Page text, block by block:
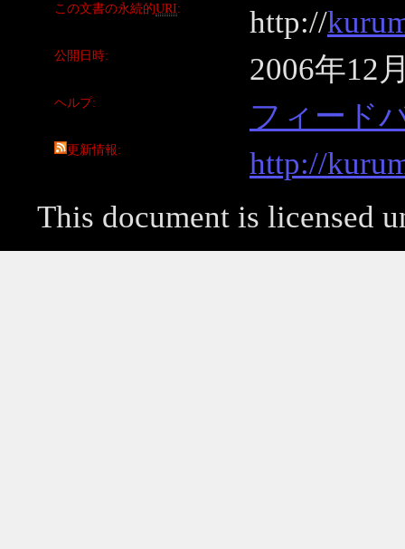
この文書の永続的URI http://
公開日時 2006年12
ヘルプ フィード
更新情報
http://
This document is licensed